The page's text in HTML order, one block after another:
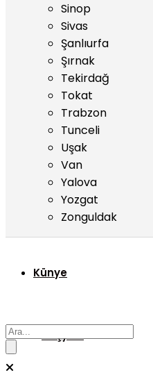
Sinop
Sivas
Şanlıurfa
Şırnak
Tekirdağ
Tokat
Trabzon
Tunceli
Uşak
Van
Yalova
Yozgat
Zonguldak
Künye
Başyazı